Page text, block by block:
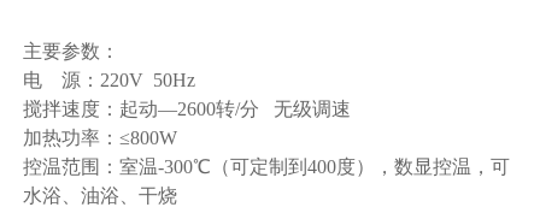
主要参数：
电 源：220V 50Hz
搅拌速度：起动—2600转/分 无级调速
加热功率：≤800W
控温范围：室温-300℃（可定制到400度），数显控温，可
水浴、油浴、干烧